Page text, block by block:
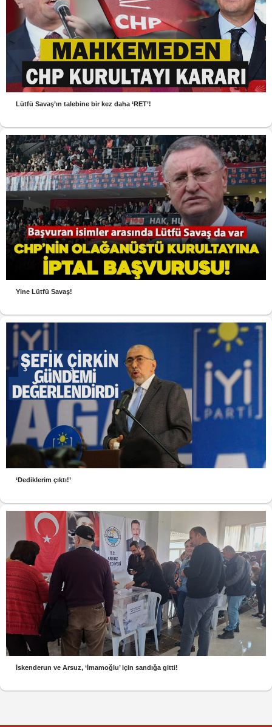
Lütfü Savaş’ın talebine bir kez daha ‘RET’!
Yine Lütfü Savaş!
‘Dediklerim çıktı!’
İskenderun ve Arsuz, ‘İmamoğlu’ için sandığa gitti!